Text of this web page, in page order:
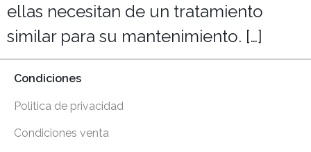
ellas necesitan de un tratamiento
similar para su mantenimiento. […]
Condiciones
Politica de privacidad
Condiciones venta